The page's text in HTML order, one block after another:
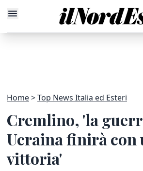
Home Top News Italia ed Esteri
Cremlino, 'la
Ucraina finirà con
vittoria'